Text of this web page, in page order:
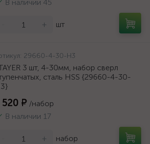
В наличии 45
+ шт
29660-4-30-H3
3 шт, 4-30мм, набор сверл
сталь HSS {29660-4-30-
520 ₽ /набор
В наличии 17
+ набор